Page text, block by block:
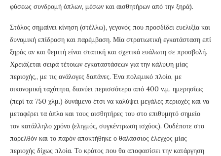
φύσεως συνδρομή όπλων, μέσων και αισθητήρων από την ξηρά).
Στόλος σημαίνει κίνηση (στέλλω), γεγονός που προσδίδει ευελιξία και
δυναμική επίδραση και παρέμβαση. Μία στρατιωτική εγκατάσταση επί
ξηράς αν και θεμιτή είναι στατική και σχετικά ευάλωτη σε προσβολή.
Χρειάζεται σειρά τέτοιων εγκαταστάσεων για την κάλυψη μίας
περιοχής,, με τις ανάλογες δαπάνες. Ένα πολεμικό πλοίο, με
οικονομική ταχύτητα, διανύει περισσότερα από 400 ν.μ. ημερησίως
(περί τα 750 χλμ.) δυνάμενο έτσι να καλύψει μεγάλες περιοχές και να
μεταφέρει τα όπλα και τους αισθητήρες του στο επιθυμητό σημείο
τον κατάλληλο χρόνο (ελιγμός, συγκέντρωση ισχύος). Ουδέποτε στο
παρελθόν και το παρόν αποκτήθηκε ο θαλάσσιος έλεγχος μίας
περιοχής δίχως πλοία. Το κράτος που θα αποφασίσει την κατάργηση